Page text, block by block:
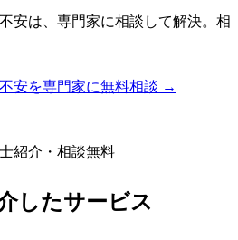
安は、専門家に相談して解決。相
安を専門家に無料相談 →
紹介・相談無料
したサービス